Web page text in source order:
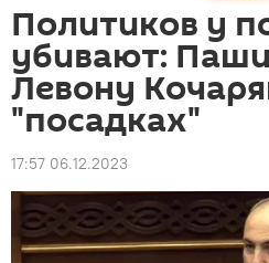
Политиков у
убивают:
Левону
"посадках"
17:57 06.12.2023